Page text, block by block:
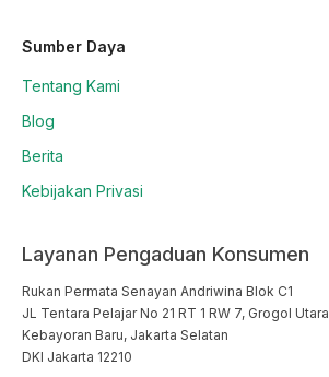
Sumber Daya
Tentang Kami
Blog
Berita
Kebijakan Privasi
Layanan Pengaduan Konsumen
Rukan Permata Senayan Andriwina Blok C1
JL Tentara Pelajar No 21 RT 1 RW 7, Grogol Utara
Kebayoran Baru, Jakarta Selatan
DKI Jakarta 12210